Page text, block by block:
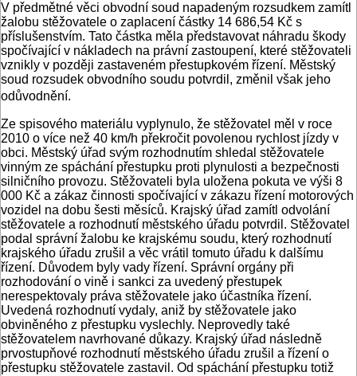
V předmětné věci obvodní soud napadeným rozsudkem zamítl
žalobu stěžovatele o zaplacení částky 14 686,54 Kč s
příslušenstvím. Tato částka měla představovat náhradu škody
spočívající v nákladech na právní zastoupení, které stěžovateli
vznikly v později zastaveném přestupkovém řízení. Městský
soud rozsudek obvodního soudu potvrdil, změnil však jeho
odůvodnění.
Ze spisového materiálu vyplynulo, že stěžovatel měl v roce
2010 o více než 40 km/h překročit povolenou rychlost jízdy v
obci. Městský úřad svým rozhodnutím shledal stěžovatele
vinným ze spáchání přestupku proti plynulosti a bezpečnosti
silničního provozu. Stěžovateli byla uložena pokuta ve výši 8
000 Kč a zákaz činnosti spočívající v zákazu řízení motorových
vozidel na dobu šesti měsíců. Krajský úřad zamítl odvolání
stěžovatele a rozhodnutí městského úřadu potvrdil. Stěžovatel
podal správní žalobu ke krajskému soudu, který rozhodnutí
krajského úřadu zrušil a věc vrátil tomuto úřadu k dalšímu
řízení. Důvodem byly vady řízení. Správní orgány při
rozhodování o vině i sankci za uvedený přestupek
nerespektovaly práva stěžovatele jako účastníka řízení.
Uvedená rozhodnutí vydaly, aniž by stěžovatele jako
obviněného z přestupku vyslechly. Neprovedly také
stěžovatelem navrhované důkazy. Krajský úřad následně
prvostupňové rozhodnutí městského úřadu zrušil a řízení o
přestupku stěžovatele zastavil. Od spáchání přestupku totiž